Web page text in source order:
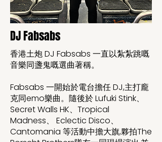
DJ Fabsabs
香港土炮 DJ Fabsabs 一直以紮紮跳嘅
音樂同盞鬼嘅選曲著稱。
Fabsabs 一開始於電台擔任 DJ,主打龐
克同emo樂曲。隨後於 Lufuki Stink、
Secret Walls HK、Tropical
Madness、 Eclectic Disco、
Cantomania 等活動中擔大旗,夥拍The